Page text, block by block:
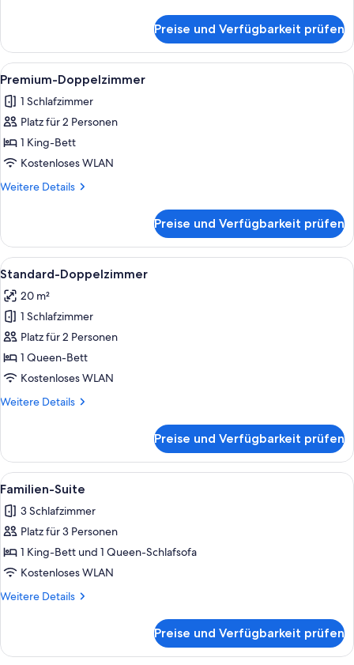
Studiosuite
Preise und Verfügbarkeit prüfen
Alle
Fotos
für
Premium-
Doppelzimmer
anzeigen
Ein modernes Hotelzimmer mit
7
Premium-Doppelzimmer
1 Schlafzimmer
Platz für 2 Personen
1 King-Bett
Kostenloses WLAN
Weitere Details
Weitere
Doppelzimmer
Preise und Verfügbarkeit prüfen
Alle
Fotos
für
Standard-
Doppelzimmer
anzeigen
Standard-Doppelzimmer |
12
Standard-Doppelzimmer
20 m²
1 Schlafzimmer
Platz für 2 Personen
1 Queen-Bett
Kostenloses WLAN
Weitere Details
Weitere
Doppelzimmer
Preise und Verfügbarkeit prüfen
Alle
Fotos
für
Familien-
Suite
anzeigen
Ein modernes Hotelzimmer mit
7
Familien-Suite
3 Schlafzimmer
Platz für 3 Personen
1 King-Bett und 1 Queen-Schlafsofa
Kostenloses WLAN
Weitere Details
Weitere
Suite
Preise und Verfügbarkeit prüfen